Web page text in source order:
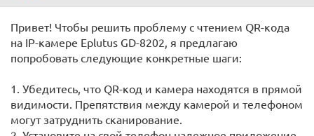
Привет! Чтобы решить проблему с чтением QR-кода
на IP-камере Eplutus GD-8202, я предлагаю
попробовать следующие конкретные шаги:
1. Убедитесь, что QR-код и камера находятся в прямой
видимости. Препятствия между камерой и телефоном
могут затруднить сканирование.